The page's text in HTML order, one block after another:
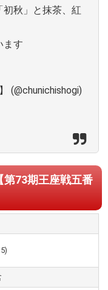
秋」と抹茶、紅
ます
(@chunichishogi)
73期王座戦五番